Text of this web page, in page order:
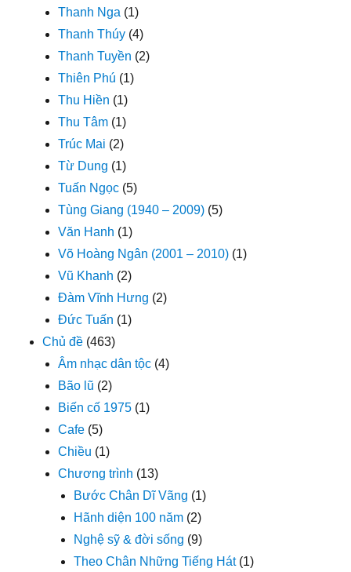
Thanh Nga (1)
Thanh Thúy (4)
Thanh Tuyền (2)
Thiên Phú (1)
Thu Hiền (1)
Thu Tâm (1)
Trúc Mai (2)
Từ Dung (1)
Tuấn Ngọc (5)
Tùng Giang (1940 – 2009) (5)
Văn Hanh (1)
Võ Hoàng Ngân (2001 – 2010) (1)
Vũ Khanh (2)
Đàm Vĩnh Hưng (2)
Đức Tuấn (1)
Chủ đề (463)
Âm nhạc dân tộc (4)
Bão lũ (2)
Biến cố 1975 (1)
Cafe (5)
Chiều (1)
Chương trình (13)
Bước Chân Dĩ Vãng (1)
Hãnh diện 100 năm (2)
Nghệ sỹ & đời sống (9)
Theo Chân Những Tiếng Hát(1)